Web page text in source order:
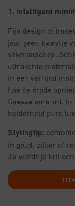
1. Intelligent
Fijn design
jaar geen kwestie
vakmanschap.
ultralichte
in een verfijnd
hoe de mode
finesse omarmt.
helderheid pure
Stylingtip:
in goud, zilver of
Zo wordt je bril